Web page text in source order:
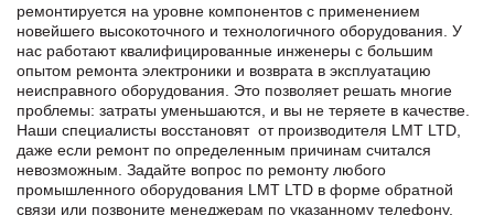
ремонтируется на уровне компонентов с применением
новейшего высокоточного и технологичного оборудования. У
нас работают квалифицированные инженеры с большим
опытом ремонта электроники и возврата в эксплуатацию
неисправного оборудования. Это позволяет решать многие
проблемы: затраты уменьшаются, и вы не теряете в качестве.
Наши специалисты восстановят от производителя LMT LTD,
даже если ремонт по определенным причинам считался
невозможным. Задайте вопрос по ремонту любого
промышленного оборудования LMT LTD в формe обратной
связи или позвоните менеджерам по указанному телефону,